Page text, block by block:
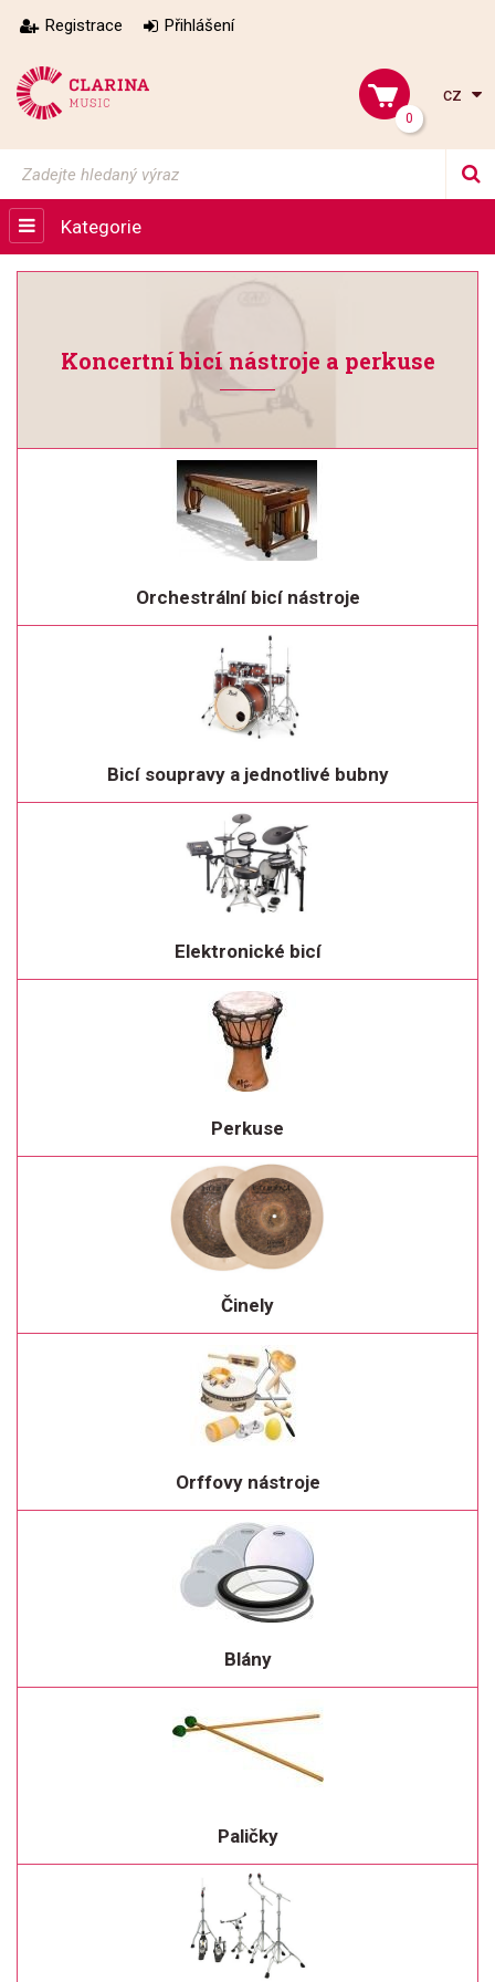
Registrace Přihlášení
0
cz
Kategorie
Koncertní bicí nástroje a perkuse
Orchestrální bicí nástroje
Bicí soupravy a jednotlivé bubny
Elektronické bicí
Perkuse
Činely
Orffovy nástroje
Blány
Paličky